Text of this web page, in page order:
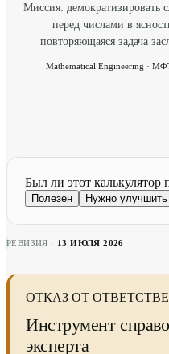
Миссия: демократизировать
перед числами в
повторяющаяся задача
Mathematical Engineering ·
Был ли этот калькулятор
Полезен Нужно улучшить
РЕВИЗИЯ · 13 ИЮЛЯ 2026
ОТКАЗ ОТ
Инструмент
эксперта